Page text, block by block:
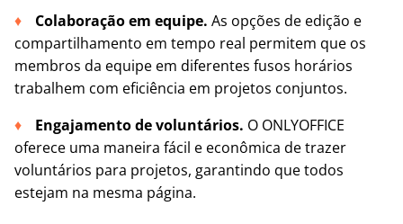
Colaboração em equipe. As opções de edição e
compartilhamento em tempo real permitem que os
membros da equipe em diferentes fusos horários
trabalhem com eficiência em projetos conjuntos.
Engajamento de voluntários. O ONLYOFFICE
oferece uma maneira fácil e econômica de trazer
voluntários para projetos, garantindo que todos
estejam na mesma página.